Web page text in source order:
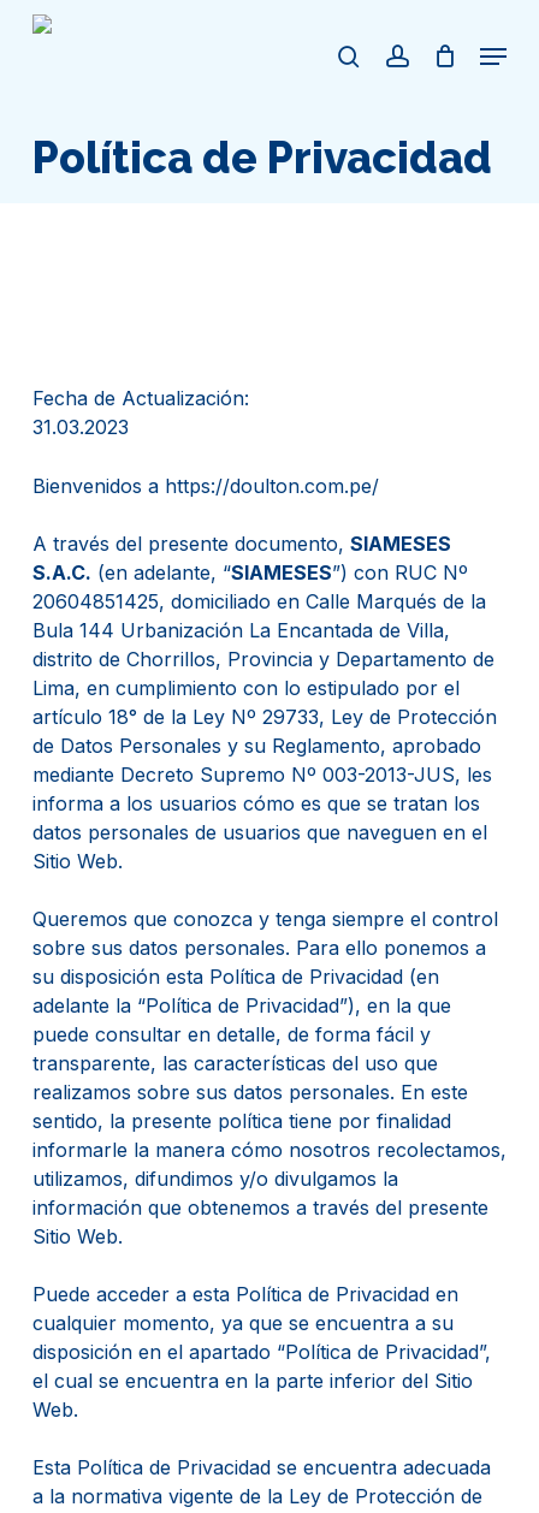
Skip
searchaccountMenu
Close
Cart
Política de Privacidad
Fecha de Actualización:
31.03.2023
Bienvenidos a https://doulton.com.pe/
A través del presente documento, SIAMESES
S.A.C. (en adelante, “SIAMESES”) con RUC Nº
20604851425, domiciliado en Calle Marqués de la
Bula 144 Urbanización La Encantada de Villa,
distrito de Chorrillos, Provincia y Departamento de
Lima, en cumplimiento con lo estipulado por el
artículo 18° de la Ley Nº 29733, Ley de Protección
de Datos Personales y su Reglamento, aprobado
mediante Decreto Supremo Nº 003-2013-JUS, les
informa a los usuarios cómo es que se tratan los
datos personales de usuarios que naveguen en el
Sitio Web.
Queremos que conozca y tenga siempre el control
sobre sus datos personales. Para ello ponemos a
su disposición esta Política de Privacidad (en
adelante la “Política de Privacidad”), en la que
puede consultar en detalle, de forma fácil y
transparente, las características del uso que
realizamos sobre sus datos personales. En este
sentido, la presente política tiene por finalidad
informarle la manera cómo nosotros recolectamos,
utilizamos, difundimos y/o divulgamos la
información que obtenemos a través del presente
Sitio Web.
Puede acceder a esta Política de Privacidad en
cualquier momento, ya que se encuentra a su
disposición en el apartado “Política de Privacidad”,
el cual se encuentra en la parte inferior del Sitio
Web.
Esta Política de Privacidad se encuentra adecuada
a la normativa vigente de la Ley de Protección de